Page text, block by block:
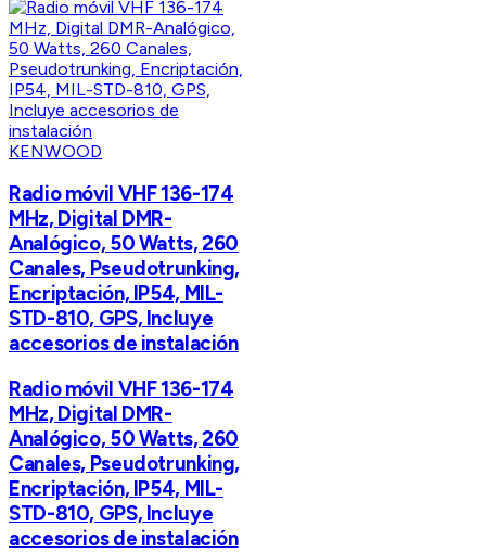
KENWOOD
Radio móvil VHF 136-174
MHz, Digital DMR-
Analógico, 50 Watts, 260
Canales, Pseudotrunking,
Encriptación, IP54, MIL-
STD-810, GPS, Incluye
accesorios de instalación
Radio móvil VHF 136-174
MHz, Digital DMR-
Analógico, 50 Watts, 260
Canales, Pseudotrunking,
Encriptación, IP54, MIL-
STD-810, GPS, Incluye
accesorios de instalación